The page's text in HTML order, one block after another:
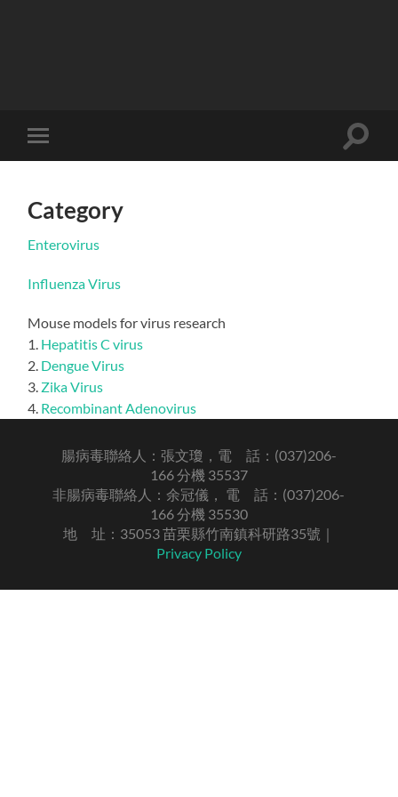
Toggle
mobile
Toggle
Category
Enterovirus
Influenza Virus
Mouse models for virus research
1. Hepatitis C virus
2. Dengue Virus
3. Zika Virus
4. Recombinant Adenovirus
腸病毒聯絡人：張文瓊，電 話：(037)206-
166 分機 35537
非腸病毒聯絡人：余冠儀， 電 話：(037)206-
166 分機 35530
地 址：35053 苗栗縣竹南鎮科研路35號｜
Privacy Policy